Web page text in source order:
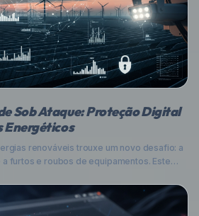
Sob Ataque: Proteção Digital
Energéticos
renováveis trouxe um novo desafio: a
furtos e roubos de equipamentos. Este
verde, com foco no cenário
empresas.